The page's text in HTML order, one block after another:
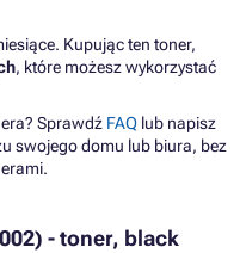
Kupując ten toner,
, które możesz wykorzystać
Sprawdź FAQ lub napisz
swojego domu lub biura, bez
- toner, black